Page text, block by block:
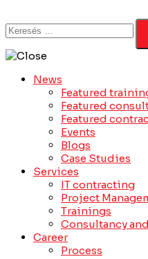
News
Featured
Featured
Featured
Events
Blogs
Case Studies
Services
IT contracting
Project
Trainings
Consultancy
Career
Process